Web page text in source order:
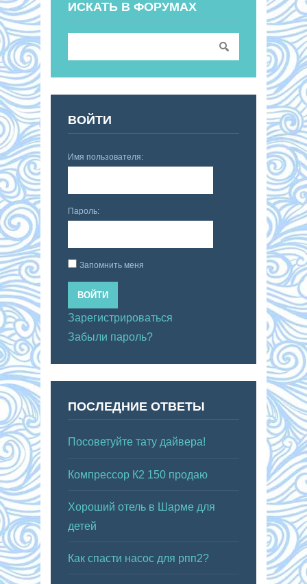
ИСКАТЬ В ФОРУМАХ
ВОЙТИ
Имя пользователя:
Пароль:
Запомнить меня
ВОЙТИ
Зарегистрироваться
Забыли пароль?
ПОСЛЕДНИЕ ОТВЕТЫ
Посоветуйте тату дайвера!
Компрессор К2 150 продаю
Хороший отель в Шарме для
детей
Как спасти насос для рпп2?